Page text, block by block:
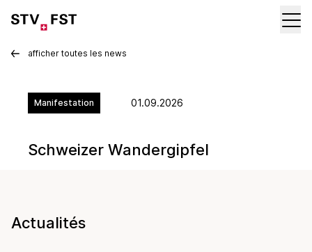
afficher toutes les news
Manifestation 01.09.2026
Schweizer Wandergipfel
Actualités